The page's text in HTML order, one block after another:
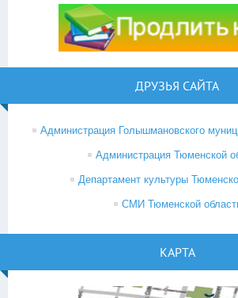
ДРУЗЬЯ САЙТА
Администрация Голышмановского
Администрация Тюменской
Департамент культуры
СМИ Тюменской
КАРТА